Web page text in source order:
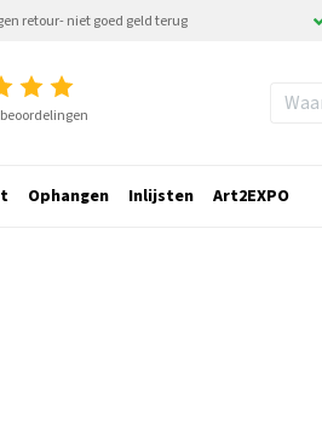
retour- niet goed geld terug
Ophangen Inlijsten Art2EXPO